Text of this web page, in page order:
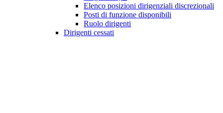
Elenco posizioni dirigenziali discrezionali
Posti di funzione disponibili
Ruolo dirigenti
Dirigenti cessati